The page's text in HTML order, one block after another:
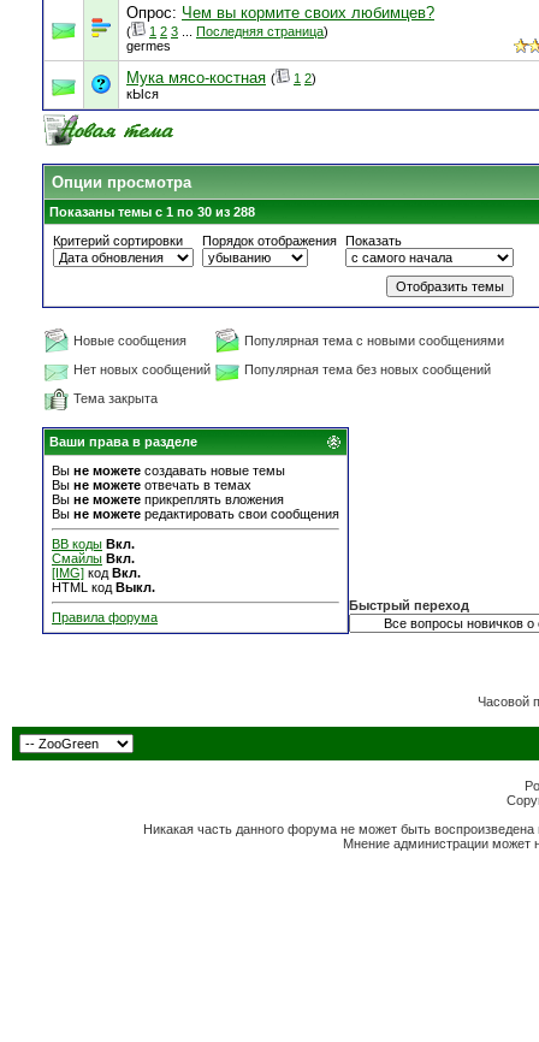
Опрос: Чем вы кормите своих любимцев?
( 1 2 3 Последняя страница)
germes
Мука мясо-костная ( 1 2)
кЫся
Опции просмотра
Показаны темы с 1 по 30 из 288
Критерий сортировки
Порядок отображения Показать
Новые сообщения
Популярная тема с новыми сообщениями
Нет новых сообщений
Популярная тема без новых сообщений
Тема закрыта
Ваши права в разделе
Вы не можете создавать новые темы
Вы не можете отвечать в темах
Вы не можете прикреплять вложения
Вы не можете редактировать свои сообщения
BB коды Вкл.
Смайлы Вкл.
[IMG] код Вкл.
HTML код Выкл.
Правила форума
Быстрый переход
Часовой
Никакая часть данного форума не может быть
Мнение администрации может